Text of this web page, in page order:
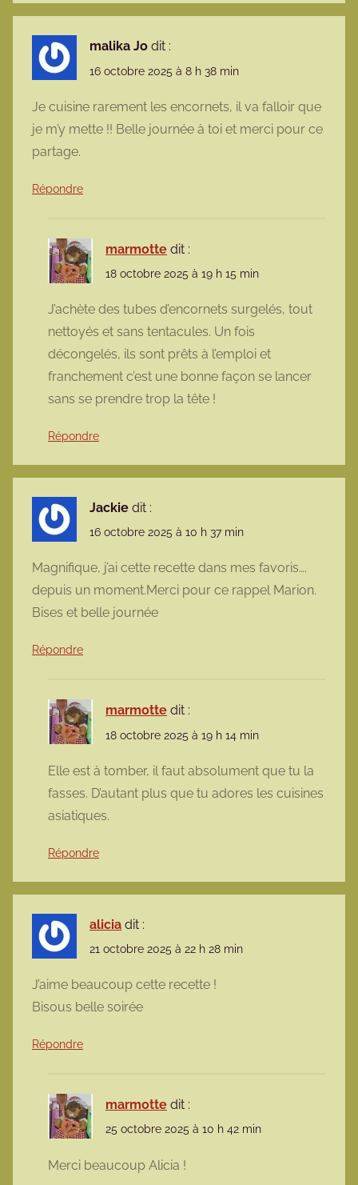
malika Jo dit :
16 octobre 2025 à 8 h 38 min
Je cuisine rarement les encornets, il va falloir que
je m’y mette !! Belle journée à toi et merci pour ce
partage.
Répondre
marmotte dit :
18 octobre 2025 à 19 h 15 min
J’achète des tubes d’encornets surgelés, tout
nettoyés et sans tentacules. Un fois
décongelés, ils sont prêts à l’emploi et
franchement c’est une bonne façon se lancer
sans se prendre trop la tête !
Répondre
Jackie dit :
16 octobre 2025 à 10 h 37 min
Magnifique, j’ai cette recette dans mes favoris….
depuis un moment.Merci pour ce rappel Marion.
Bises et belle journée
Répondre
marmotte dit :
18 octobre 2025 à 19 h 14 min
Elle est à tomber, il faut absolument que tu la
fasses. D’autant plus que tu adores les cuisines
asiatiques.
Répondre
alicia dit :
21 octobre 2025 à 22 h 28 min
J’aime beaucoup cette recette !
Bisous belle soirée
Répondre
marmotte dit :
25 octobre 2025 à 10 h 42 min
Merci beaucoup Alicia !